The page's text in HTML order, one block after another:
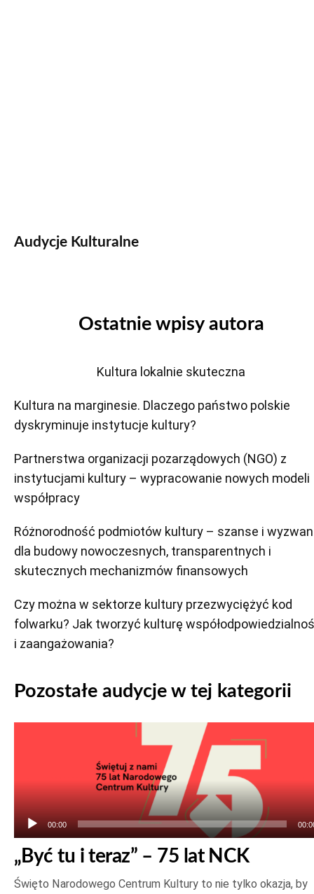
Audycje Kulturalne
Ostatnie wpisy autora
Kultura lokalnie skuteczna
Kultura na marginesie. Dlaczego państwo polskie
dyskryminuje instytucje kultury?
Partnerstwa organizacji pozarządowych (NGO) z
instytucjami kultury – wypracowanie nowych modeli
współpracy
Różnorodność podmiotów kultury – szanse i
dla budowy nowoczesnych, transparentnych i
skutecznych mechanizmów finansowych
Czy można w sektorze kultury przezwyciężyć kod
folwarku? Jak tworzyć kulturę
i zaangażowania?
Pozostałe audycje w tej kategorii
00:00
„Być tu i teraz” – 75 lat NCK
Święto Narodowego Centrum Kultury to nie tylko okazja, by